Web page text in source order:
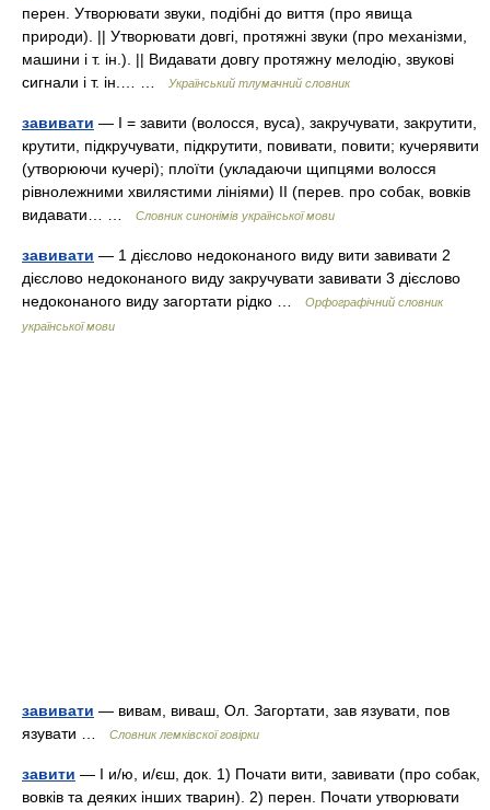
перен. Утворювати звуки, подібні до виття (про явища
природи). || Утворювати довгі, протяжні звуки (про механізми,
машини і т. ін.). || Видавати довгу протяжну мелодію, звукові
сигнали і т. ін.… …
Український тлумачний словник
завивати — I = завити (волосся, вуса), закручувати, закрутити,
крутити, підкручувати, підкрутити, повивати, повити; кучерявити
(утворюючи кучері); плоїти (укладаючи щипцями волосся
рівнолежними хвилястими лініями) II (перев. про собак, вовків
видавати… …
Словник синонімів української мови
завивати — 1 дієслово недоконаного виду вити завивати 2
дієслово недоконаного виду закручувати завивати 3 дієслово
недоконаного виду загортати рідко …
Орфографічний словник
української мови
завивати — вивам, виваш, Ол. Загортати, зав язувати, пов
язувати …
Словник лемківскої говірки
завити — I и/ю, и/єш, док. 1) Почати вити, завивати (про собак,
вовків та деяких інших тварин). 2) перен. Почати утворювати